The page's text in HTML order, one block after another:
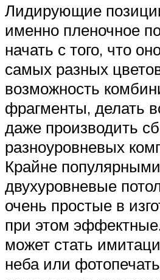
Лидирующие
именно пленочное
начать с того, что
самых разных
возможность
фрагменты, делать
даже производить
разноуровневых
Крайне
двухуровневые
очень простые в
при этом
может стать
неба или